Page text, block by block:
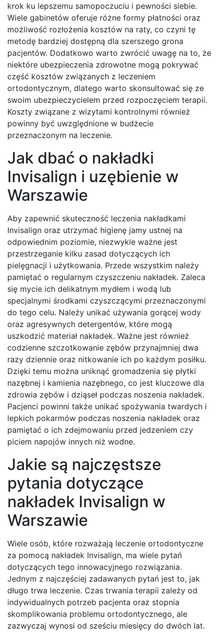
krok ku lepszemu samopoczuciu i pewności siebie.
Wiele gabinetów oferuje różne formy płatności oraz
możliwość rozłożenia kosztów na raty, co czyni tę
metodę bardziej dostępną dla szerszego grona
pacjentów. Dodatkowo warto zwrócić uwagę na to, że
niektóre ubezpieczenia zdrowotne mogą pokrywać
część kosztów związanych z leczeniem
ortodontycznym, dlatego warto skonsultować się ze
swoim ubezpieczycielem przed rozpoczęciem terapii.
Koszty związane z wizytami kontrolnymi również
powinny być uwzględnione w budżecie
przeznaczonym na leczenie.
Jak dbać o nakładki
Invisalign i uzębienie w
Warszawie
Aby zapewnić skuteczność leczenia nakładkami
Invisalign oraz utrzymać higienę jamy ustnej na
odpowiednim poziomie, niezwykle ważne jest
przestrzeganie kilku zasad dotyczących ich
pielęgnacji i użytkowania. Przede wszystkim należy
pamiętać o regularnym czyszczeniu nakładek. Zaleca
się mycie ich delikatnym mydłem i wodą lub
specjalnymi środkami czyszczącymi przeznaczonymi
do tego celu. Należy unikać używania gorącej wody
oraz agresywnych detergentów, które mogą
uszkodzić materiał nakładek. Ważne jest również
codzienne szczotkowanie zębów przynajmniej dwa
razy dziennie oraz nitkowanie ich po każdym posiłku.
Dzięki temu można uniknąć gromadzenia się płytki
nazębnej i kamienia nazębnego, co jest kluczowe dla
zdrowia zębów i dziąseł podczas noszenia nakładek.
Pacjenci powinni także unikać spożywania twardych i
lepkich pokarmów podczas noszenia nakładek oraz
pamiętać o ich zdejmowaniu przed jedzeniem czy
piciem napojów innych niż wodne.
Jakie są najczęstsze
pytania dotyczące
nakładek Invisalign w
Warszawie
Wiele osób, które rozważają leczenie ortodontyczne
za pomocą nakładek Invisalign, ma wiele pytań
dotyczących tego innowacyjnego rozwiązania.
Jednym z najczęściej zadawanych pytań jest to, jak
długo trwa leczenie. Czas trwania terapii zależy od
indywidualnych potrzeb pacjenta oraz stopnia
skomplikowania problemu ortodontycznego, ale
zazwyczaj wynosi od sześciu miesięcy do dwóch lat.